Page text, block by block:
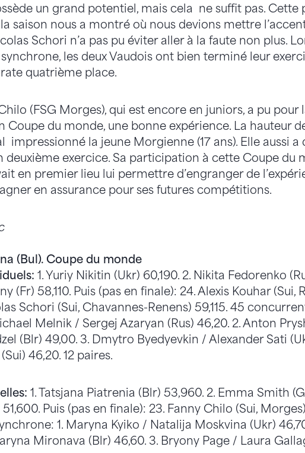
un grand potentiel, mais cela ne suffit pas. Cette
saison nous a montré où nous devions mettre
Schori n’a pas pu éviter aller à la faute non plus.
les deux Vaudois ont bien terminé leur
quatrième place.
(FSG Morges), qui est encore en juniors, a pu pour
Coupe du monde, une bonne expérience. La hauteur
impressionné la jeune Morgienne (17 ans). Elle aussi a
exercice. Sa participation à cette Coupe du
en premier lieu lui permettre d’engranger de
en assurance pour ses futures compétitions.
(Bul). Coupe du monde
1. Yuriy Nikitin (Ukr) 60,190. 2. Nikita Fedorenko
(Fr) 58,110. Puis (pas en finale): 24. Alexis Kouhar (Sui,
Schori (Sui, Chavannes-Renens) 59,115. 45
Melnik / Sergej Azaryan (Rus) 46,20. 2. Anton
(Blr) 49,00. 3. Dmytro Byedyevkin / Alexander Sati
46,20. 12 paires.
1. Tatsjana Piatrenia (Blr) 53,960. 2. Emma Smith
Puis (pas en finale): 23. Fanny Chilo (Sui,
1. Maryna Kyiko / Natalija Moskvina (Ukr)
Mironava (Blr) 46,60. 3. Bryony Page / Laura